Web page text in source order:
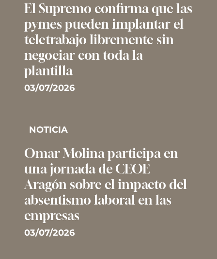
El Supremo confirma que las
pymes pueden implantar el
teletrabajo libremente sin
negociar con toda la
plantilla
03/07/2026
NOTICIA
Omar Molina participa en
una jornada de CEOE
Aragón sobre el impacto del
absentismo laboral en las
empresas
03/07/2026